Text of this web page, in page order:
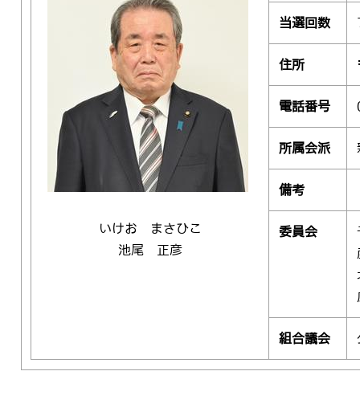
いけお まさひこ
池尾 正彦
当選回数
住所
電話番号
所属会派
備考
委員会
組合議会